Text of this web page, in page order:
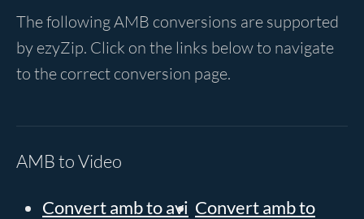
Convert
The following AMB conversions are supported
by ezyZip. Click on the links below to navigate
to the correct conversion page.
AMB to Video
Convert amb to avi Convert amb to